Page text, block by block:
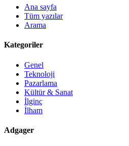
Ana sayfa
Tüm yazılar
Arama
Kategoriler
Genel
Teknoloji
Pazarlama
Kültür & Sanat
İlginç
İlham
Adgager